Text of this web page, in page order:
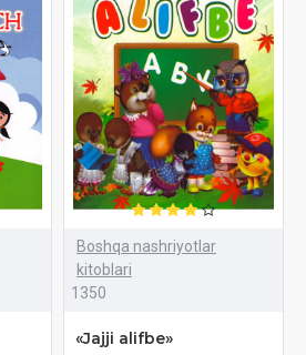
Boshqa nashriyotlar
kitoblari
1350
«Jajji alifbe»